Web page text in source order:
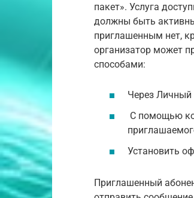
пакет». Услуга
должны быть
приглашенным нет,
организатор может
способами:
Через Личный
С помощью
Установить
Приглашенный